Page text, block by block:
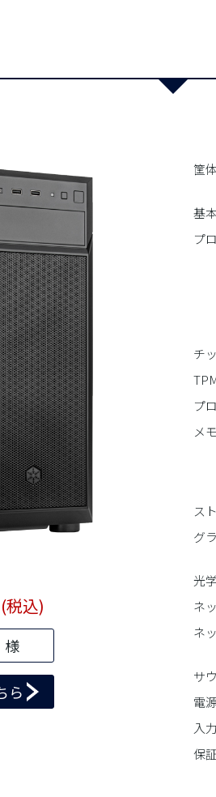
税込)
ら
筐体
基
プ
チ
プ
メ
ス
グ
光
ネ
ネ
サ
電
入
保